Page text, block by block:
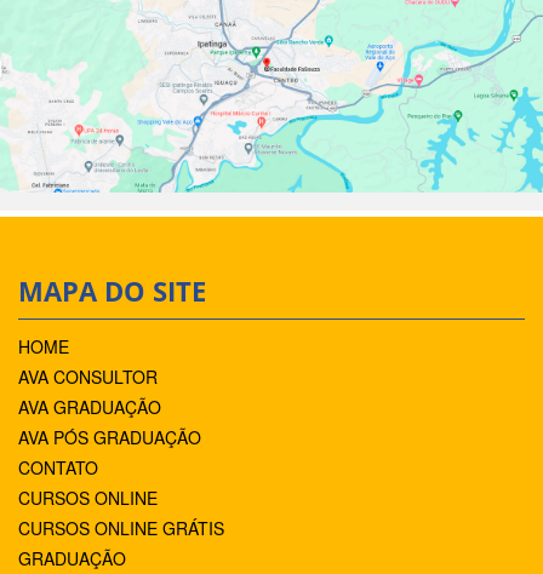
MAPA DO SITE
HOME
AVA CONSULTOR
AVA GRADUAÇÃO
AVA PÓS GRADUAÇÃO
CONTATO
CURSOS ONLINE
CURSOS ONLINE GRÁTIS
GRADUAÇÃO